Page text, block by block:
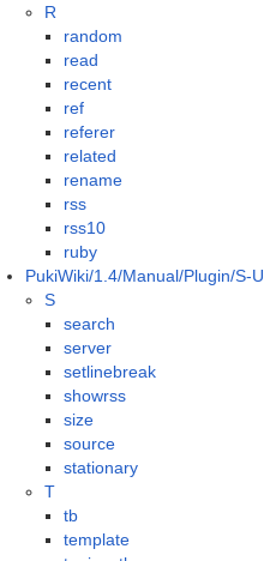
R
random
read
recent
ref
referer
related
rename
rss
rss10
ruby
PukiWiki/1.4/Manual/Plugin/S-U
S
search
server
setlinebreak
showrss
size
source
stationary
T
tb
template